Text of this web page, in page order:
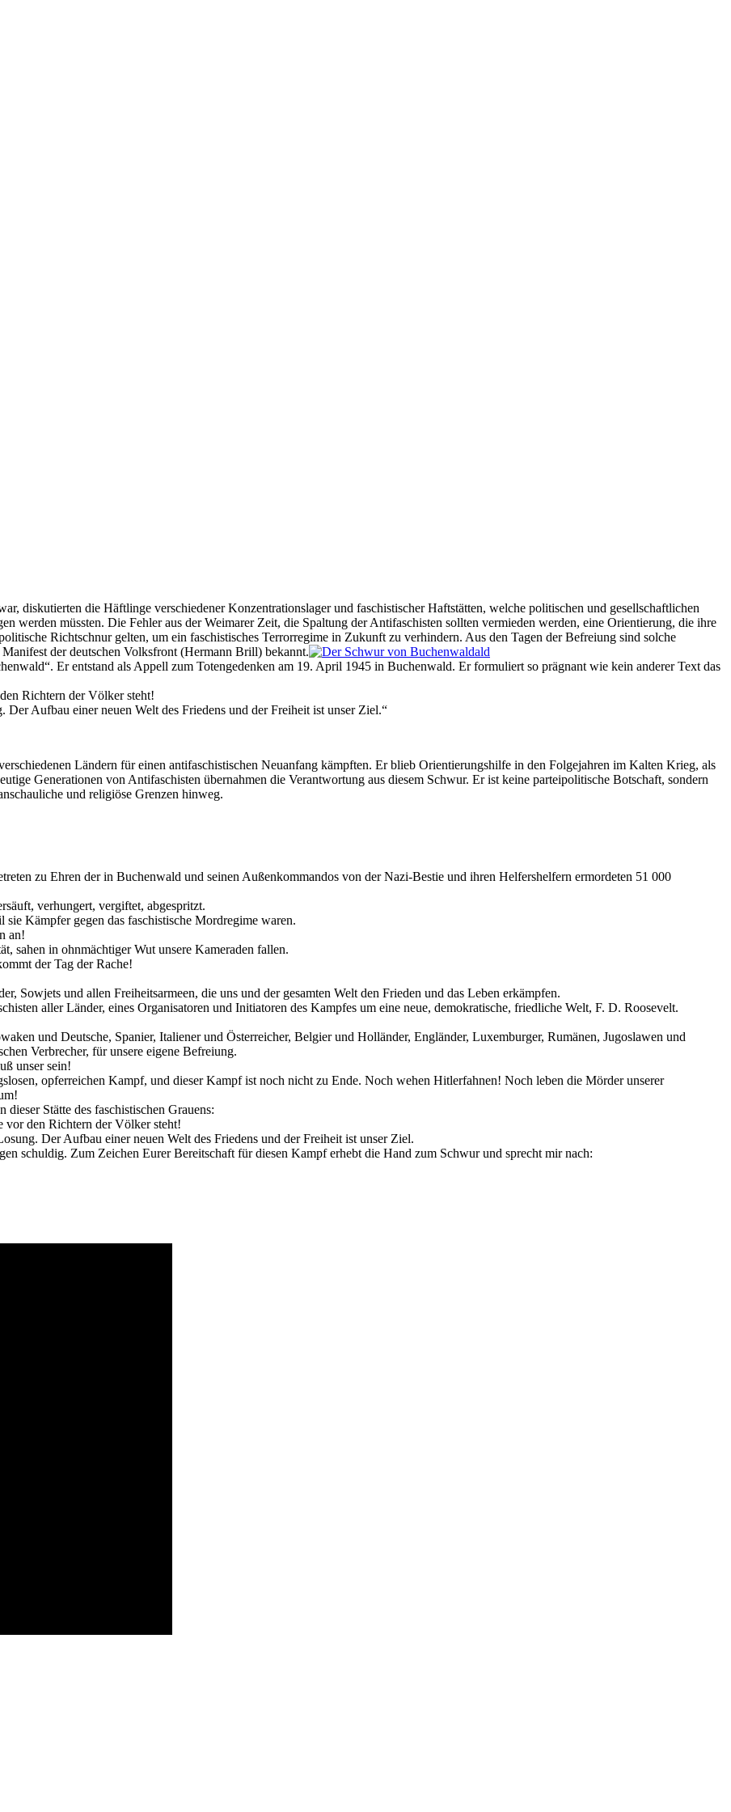
diskutierten die Häftlinge verschiedener Konzentrationslager und faschistischer Haftstätten, welche politischen und gesellschaftlichen
werden müssten. Die Fehler aus der Weimarer Zeit, die Spaltung der Antifaschisten sollten vermieden werden, eine Orientierung, die ihre
Richtschnur gelten, um ein faschistisches Terrorregime in Zukunft zu verhindern. Aus den Tagen der Befreiung sind solche
der deutschen Volksfront (Hermann Brill) bekannt.
Er entstand als Appell zum Totengedenken am 19. April 1945 in Buchenwald. Er formuliert so prägnant wie kein anderer Text das
Richtern der Völker steht!
Aufbau einer neuen Welt des Friedens und der Freiheit ist unser Ziel.“
Ländern für einen antifaschistischen Neuanfang kämpften. Er blieb Orientierungshilfe in den Folgejahren im Kalten Krieg, als
Generationen von Antifaschisten übernahmen die Verantwortung aus diesem Schwur. Er ist keine parteipolitische Botschaft, sondern
und religiöse Grenzen hinweg.
zu Ehren der in Buchenwald und seinen Außenkommandos von der Nazi-Bestie und ihren Helfershelfern ermordeten 51 000
verhungert, vergiftet, abgespritzt.
Kämpfer gegen das faschistische Mordregime waren.
an!
sahen in ohnmächtiger Wut unsere Kameraden fallen.
der Tag der Rache!
Sowjets und allen Freiheitsarmeen, die uns und der gesamten Welt den Frieden und das Leben erkämpfen.
aller Länder, eines Organisatoren und Initiatoren des Kampfes um eine neue, demokratische, friedliche Welt, F. D. Roosevelt.
und Deutsche, Spanier, Italiener und Österreicher, Belgier und Holländer, Engländer, Luxemburger, Rumänen, Jugoslawen und
Verbrecher, für unsere eigene Befreiung.
unser sein!
opferreichen Kampf, und dieser Kampf ist noch nicht zu Ende. Noch wehen Hitlerfahnen! Noch leben die Mörder unserer
Stätte des faschistischen Grauens:
vor den Richtern der Völker steht!
Der Aufbau einer neuen Welt des Friedens und der Freiheit ist unser Ziel.
schuldig. Zum Zeichen Eurer Bereitschaft für diesen Kampf erhebt die Hand zum Schwur und sprecht mir nach: